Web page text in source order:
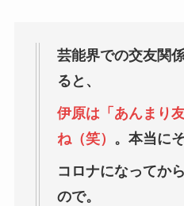
芸能界での交友関
ると、
伊原は「あんまり
ね（笑） 。本当に
コロナになってか
ので。